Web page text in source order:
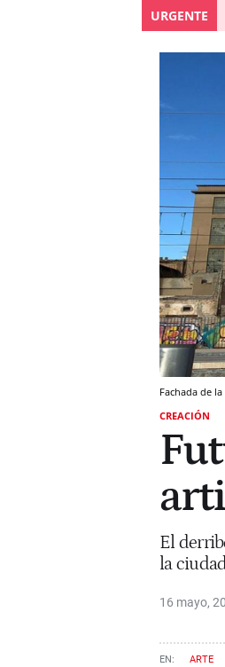
URGENTE
Fachada de
CREACIÓN
El
la
16 mayo,
ARTE